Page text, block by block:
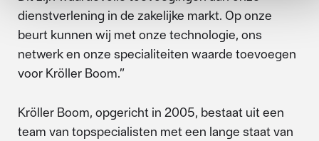
dienstverlening in de zakelijke markt. Op onze
beurt kunnen wij met onze technologie, ons
netwerk en onze specialiteiten waarde toevoegen
voor Kröller Boom.”
Kröller Boom, opgericht in 2005, bestaat uit een
team van topspecialisten met een lange staat van